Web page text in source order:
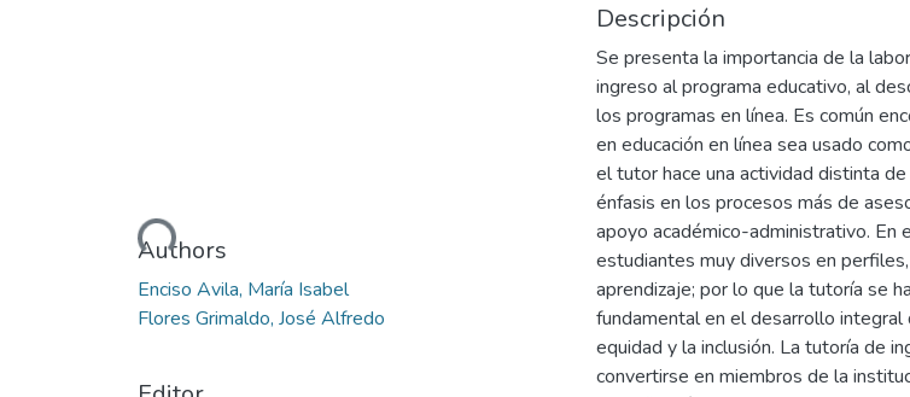
Cargando...Authors
Enciso Avila, María Isabel
Flores Grimaldo, José Alfredo
Descripción
Se presenta la importancia de la
ingreso al programa educativo, al
los programas en línea. Es común
en educación en línea sea usado
el tutor hace una actividad distinta
énfasis en los procesos más de
apoyo académico-administrativo. En
estudiantes muy diversos en
aprendizaje; por lo que la tutoría se
fundamental en el desarrollo
equidad y la inclusión. La tutoría de
convertirse en miembros de la